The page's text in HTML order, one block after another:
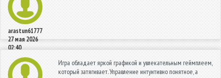
arastun61777
27 мая 2026
02:40
Игра обладает яркой графикой и увлекательным геймплеем,
который затягивает. Управление интуитивно понятное, а